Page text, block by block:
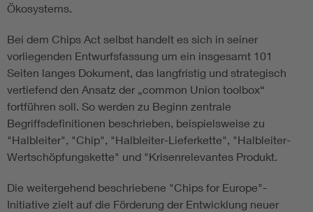
Ökosystems.
Bei dem Chips Act selbst handelt es sich in seiner
vorliegenden Entwurfsfassung um ein insgesamt 101
Seiten langes Dokument, das langfristig und strategisch
vertiefend den Ansatz der „common Union toolbox“
fortführen soll. So werden zu Beginn zentrale
Begriffsdefinitionen beschrieben, beispielsweise zu
"Halbleiter", "Chip", "Halbleiter-Lieferkette", "Halbleiter-
Wertschöpfungskette" und "Krisenrelevantes Produkt.
Die weitergehend beschriebene "Chips for Europe"-
Initiative zielt auf die Förderung der Entwicklung neuer